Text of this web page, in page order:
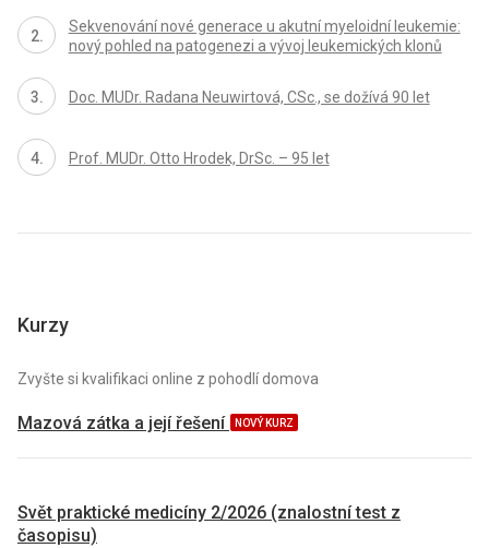
Sekvenování nové generace u akutní myeloidní leukemie:
nový pohled na patogenezi a vývoj leukemických klonů
Doc. MUDr. Radana Neuwirtová, CSc., se dožívá 90 let
Prof. MUDr. Otto Hrodek, DrSc. – 95 let
Kurzy
Zvyšte si kvalifikaci online z pohodlí domova
Mazová zátka a její řešení NOVÝ KURZ
Svět praktické medicíny 2/2026 (znalostní test z
časopisu)